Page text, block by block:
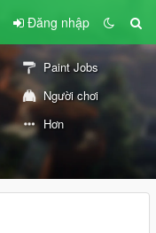
Đăng nhập
Paint Jobs
Người chơi
Hơn